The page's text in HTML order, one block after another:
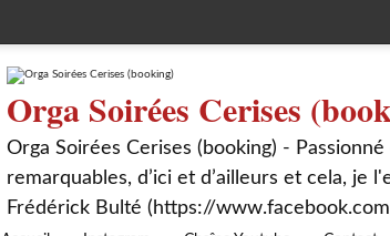
Orga Soirées Cerises
Orga Soirées Cerises (booking) -
remarquables, d’ici et d’ailleurs et cela, je
Frédérick Bulté (https://